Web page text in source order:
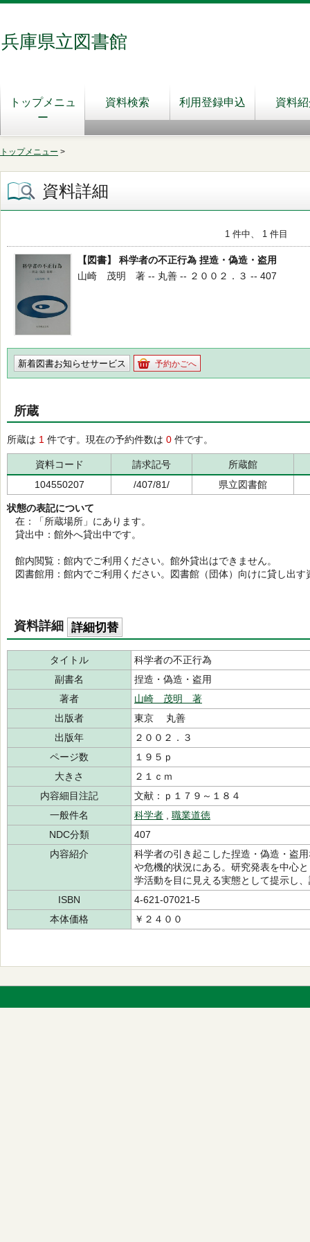
兵庫県立図書館
トップメニュ
ー
資料検索 利用登録申込 資料
トップメニュー >
資料詳細
1 件中、 1 件目
【図書】 科学者の不正行為 捏造・偽造・盗用
山崎 茂明 著 -- 丸善 -- ２００２．３ -- 407
新着図書お知らせサービス 予約かごへ
所蔵
所蔵は 1 件です。現在の予約件数は 0 件です。
資料コード 請求記号
所蔵館
104550207
/407/81/ 県立図書館
状態の表記について
在：「所蔵場所」にあります。
貸出中：館外へ貸出中です。
館内閲覧：館内でご利用ください。館外貸出はできません。
図書館用：館内でご利用ください。図書館（団体）向けに貸し出す
資料詳細 詳細切替
タイトル
科学者の不正行為
副書名
捏造・偽造・盗用
著者
山崎 茂明 著
出版者
東京 丸善
出版年
２００２．３
ページ数
１９５ｐ
大きさ
２１ｃｍ
内容細目注記
文献：ｐ１７９～１８４
一般件名
科学者
職業道徳
NDC分類
407
内容紹介
科学者の引き起こした捏造・偽造・盗
や危機的状況にある。研究発表を中心
学活動を目に見える実態として提示し
ISBN
4-621-07021-5
本体価格
￥２４００